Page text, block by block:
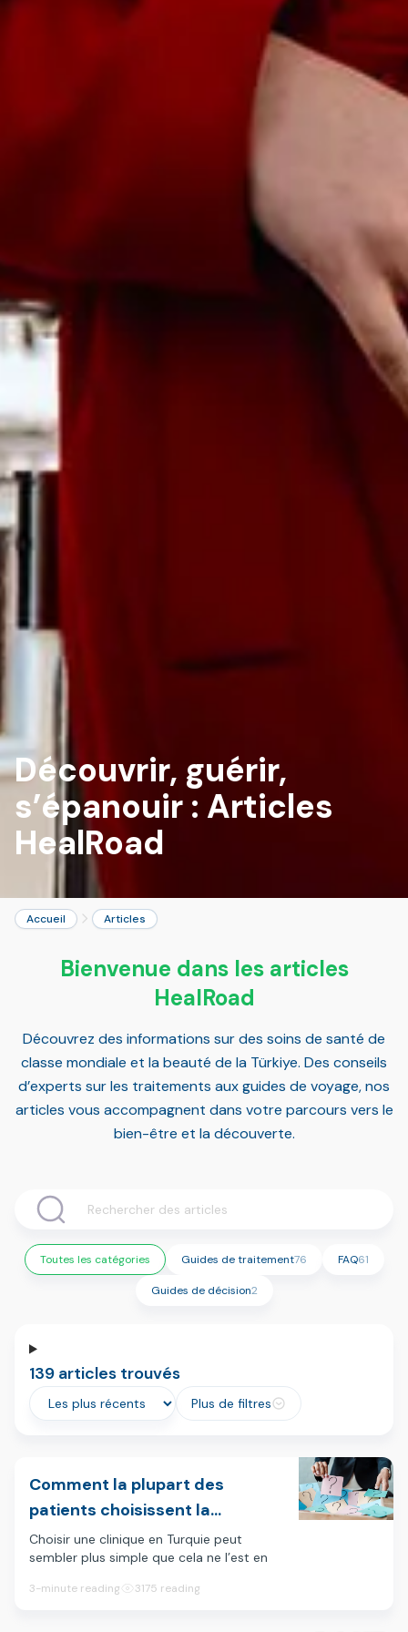
Découvrir, guérir,
s’épanouir : Articles
HealRoad
Accueil Articles
Bienvenue dans les articles
HealRoad
Découvrez des informations sur des soins de santé de
classe mondiale et la beauté de la Türkiye. Des conseils
d’experts sur les traitements aux guides de voyage, nos
articles vous accompagnent dans votre parcours vers le
bien-être et la découverte.
Toutes les catégories Guides de traitement76 FAQ61
Guides de décision2
139 articles trouvés
Plus de filtres
Comment la plupart des
patients choisissent la
mauvaise clinique en Turquie
(et comment choisir la bonne)
Choisir une clinique en Turquie peut
sembler plus simple que cela ne l’est en
3-minute reading 3175 reading